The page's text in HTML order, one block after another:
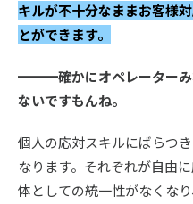
キルが不十分なままお客様
とができます。
━━━確かにオペレーターみ
ないですもんね。
個人の応対スキルにばらつ
なります。それぞれが自由
体としての統一性がなくな